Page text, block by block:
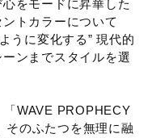
をモードに昇華した
トカラーについて
うに変化する” 現代的
ンまでスタイルを選
「WAVE PROPHECY
そのふたつを無理に融